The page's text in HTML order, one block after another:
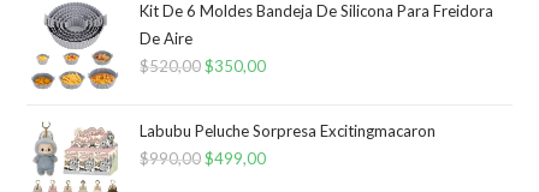
Kit De 6 Moldes Bandeja De Silicona Para Freidora
De Aire
$520,00El
original
era:
$350,00El
actual
es:
Labubu Peluche Sorpresa Excitingmacaron
$990,00El
$499,00El